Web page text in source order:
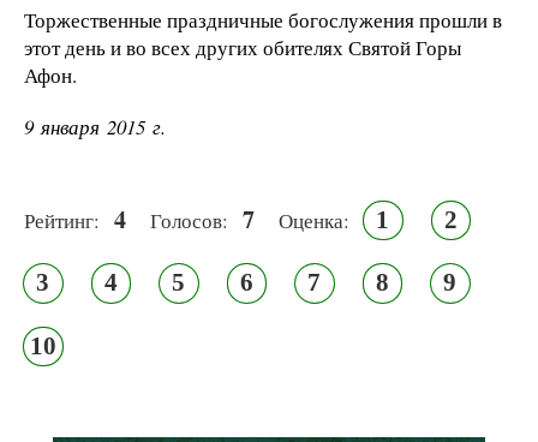
Торжественные праздничные богослужения прошли в
этот день и во всех других обителях Святой Горы
Афон.
9 января 2015 г.
Рейтинг: 4 Голосов: 7 Оценка: 1 2
3 4 5 6 7 8 9
10